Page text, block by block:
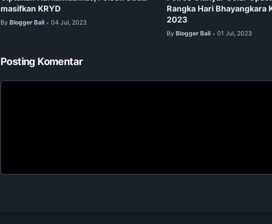
masifkan KRYD
By Blogger Bali • 04 Jul, 2023
Rangka Hari Bhayangkara
2023
By Blogger Bali • 01 Jul, 2023
Posting Komentar